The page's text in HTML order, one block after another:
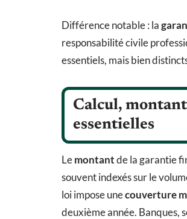
Différence notable : la
responsabilité civile
essentiels, mais bien
Calcul,
essentielles
Lemontantde la garantie
souvent indexés sur le
loi impose unecouverture
deuxième année. Banques,